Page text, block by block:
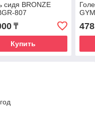
сидя BRONZE
807
₸
Купить